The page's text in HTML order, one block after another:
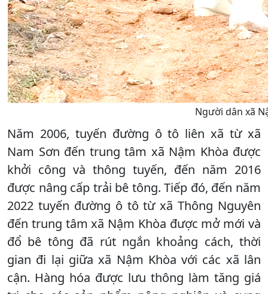
Người dân xã
Năm 2006, tuyến đường ô tô liên xã từ xã
Nam Sơn đến trung tâm xã Nậm Khòa được
khởi công và thông tuyến, đến năm 2016
được nâng cấp trải bê tông. Tiếp đó, đến năm
2022 tuyến đường ô tô từ xã Thông Nguyên
đến trung tâm xã Nậm Khòa được mở mới và
đổ bê tông đã rút ngắn khoảng cách, thời
gian đi lại giữa xã Nậm Khòa với các xã lân
cận. Hàng hóa được lưu thông làm tăng giá